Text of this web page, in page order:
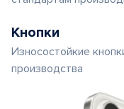
Кнопки
Износостойкие
производства